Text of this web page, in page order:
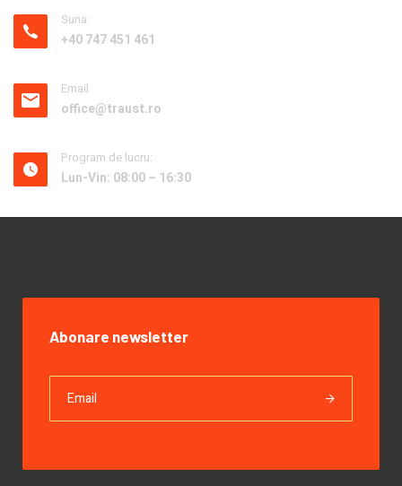
Suna:
+40 747 451 461
Email
office@traust.ro
Program de lucru:
Lun-Vin: 08:00 – 16:30
Abonare newsletter